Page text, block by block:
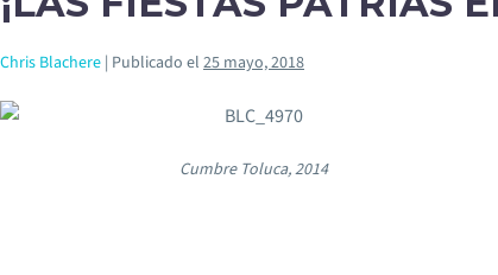
Chris Blachere | Publicado el 25 mayo, 2018
Cumbre Toluca, 2014